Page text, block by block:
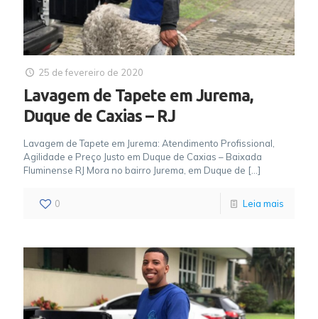
25 de fevereiro de 2020
Lavagem de Tapete em Jurema,
Duque de Caxias – RJ
Lavagem de Tapete em Jurema: Atendimento Profissional,
Agilidade e Preço Justo em Duque de Caxias – Baixada
Fluminense RJ Mora no bairro Jurema, em Duque de […]
0 Leia mais